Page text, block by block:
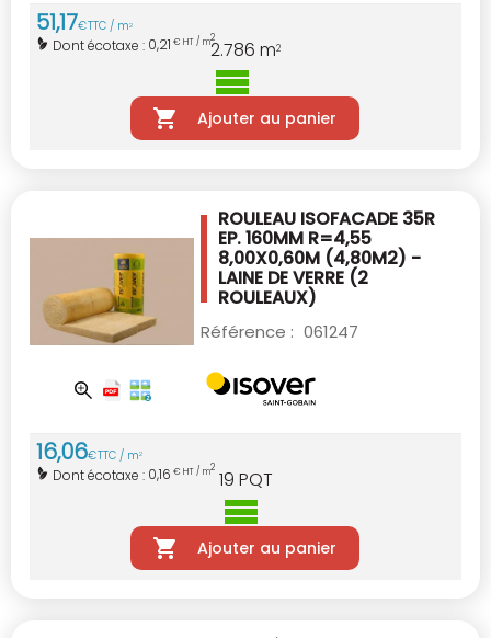
51,17€TTC / m2
Dont écotaxe : 0,21 € HT / m22.786 m2
Ajouter au panier
ROULEAU ISOFACADE 35R
EP. 160MM R=4,55
8,00X0,60M (4,80M2) -
LAINE DE VERRE (2
ROULEAUX)
Référence : 061247
16,06€TTC / m2
Dont écotaxe : 0,16 € HT / m2 19 PQT
Ajouter au panier